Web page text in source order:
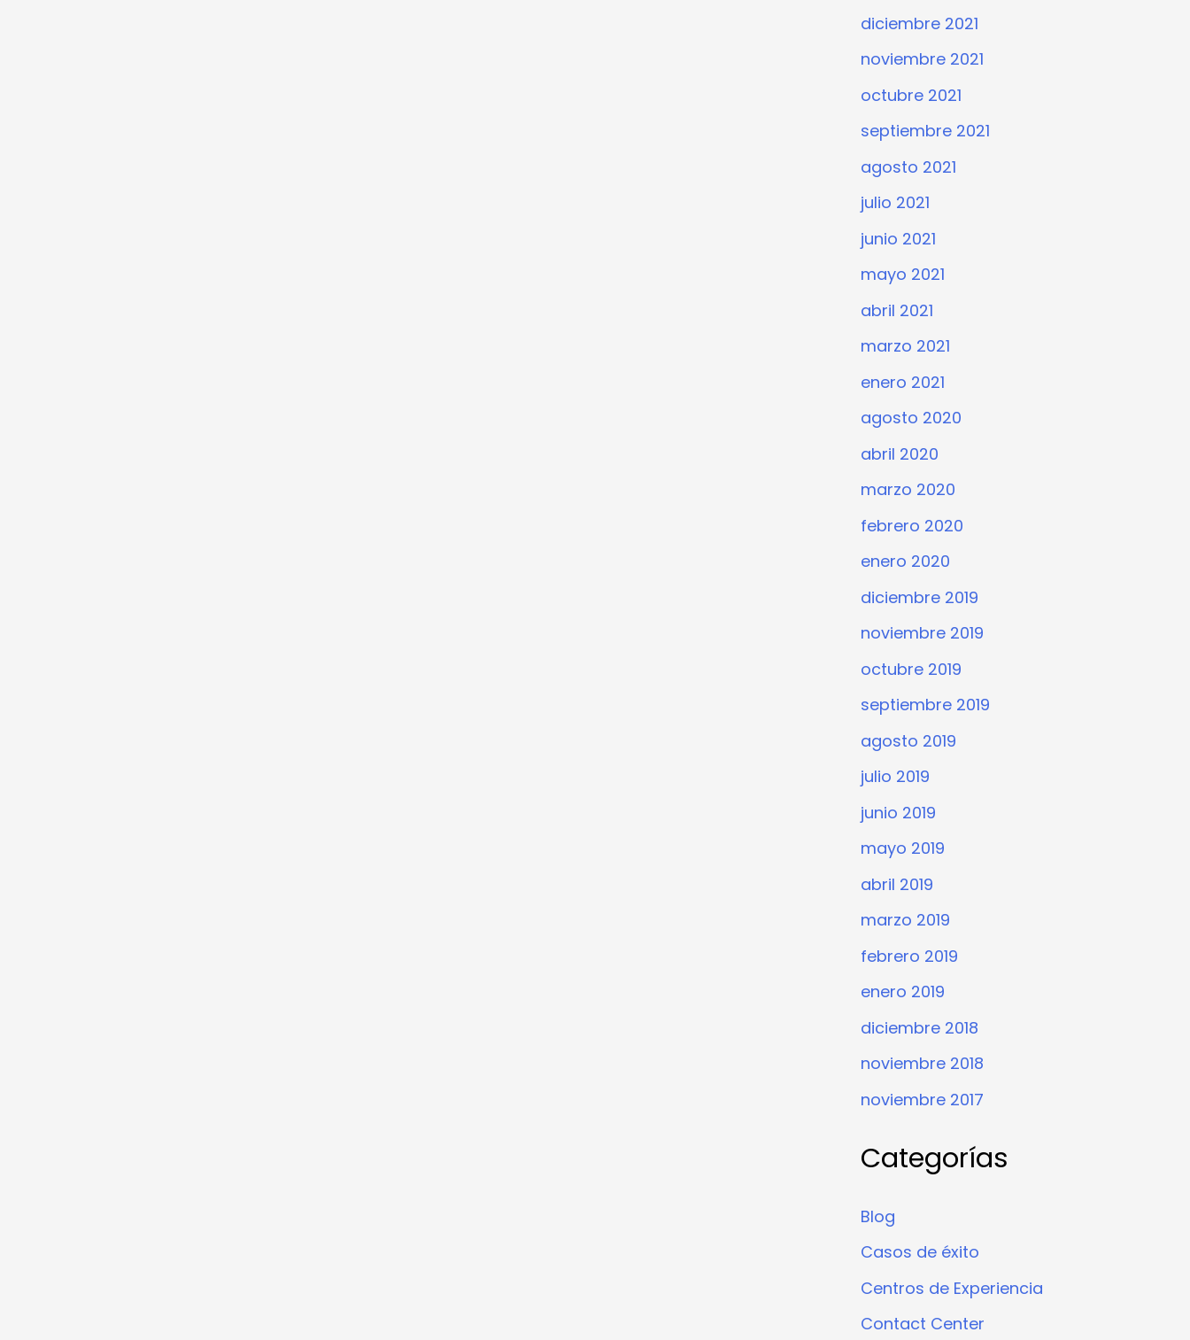
diciembre 2021
noviembre 2021
octubre 2021
septiembre 2021
agosto 2021
julio 2021
junio 2021
mayo 2021
abril 2021
marzo 2021
enero 2021
agosto 2020
abril 2020
marzo 2020
febrero 2020
enero 2020
diciembre 2019
noviembre 2019
octubre 2019
septiembre 2019
agosto 2019
julio 2019
junio 2019
mayo 2019
abril 2019
marzo 2019
febrero 2019
enero 2019
diciembre 2018
noviembre 2018
noviembre 2017
Categorías
Blog
Casos de éxito
Centros de Experiencia
Contact Center